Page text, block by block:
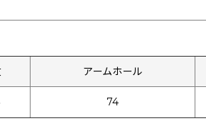
アームホール
74